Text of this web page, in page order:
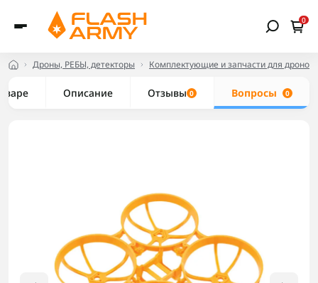
0
Дроны, РЕБЫ, детекторы Комплектующие и запчасти для дронов
Описание Отзывы 0 Вопросы 0